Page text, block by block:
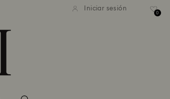
Iniciar sesión
0